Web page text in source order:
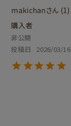
makichan
1
購入者
非公開
投稿日
2026/03/16